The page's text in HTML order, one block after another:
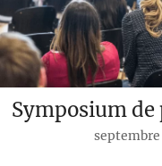
Symposium
septembre